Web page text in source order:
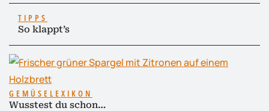
TIPPS
So klappt’s
GEMÜSELEXIKON
Wusstest du schon…